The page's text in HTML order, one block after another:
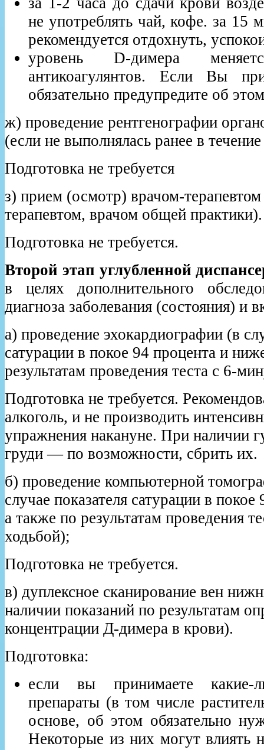
не употреблять чай, кофе. за 15
рекомендуется отдохнуть,
уровень D-димера
антикоагулянтов. Если Вы
обязательно предупредите об
ж) проведение рентгенографии
(если не выполнялась ранее в
Подготовка не требуется
з) прием (осмотр) врачом-
терапевтом, врачом общей практики).
Подготовка не требуется.
Второй этап углубленной
в целях дополнительного
диагноза заболевания (состояния) и
а) проведение эхокардиографии (в
сатурации в покое 94 процента и
результатам проведения теста с 6-
Подготовка не требуется.
алкоголь, и не производить
упражнения накануне. При наличии
груди — по возможности, сбрить их.
б) проведение компьютерной
случае показателя сатурации в
а также по результатам проведения
ходьбой);
Подготовка не требуется.
в) дуплексное сканирование вен
наличии показаний по результатам
концентрации Д-димера в крови).
Подготовка:
если вы принимаете какие-
препараты (в том числе
основе, об этом обязательно
Некоторые из них могут влиять